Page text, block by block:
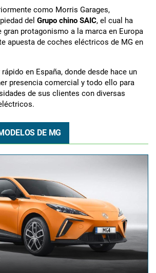
como Morris Garages,
del Grupo chino SAIC, el cual ha
gran protagonismo a la marca en Europa
apuesta de coches eléctricos de MG en
en España, donde desde hace un
presencia comercial y todo ello para
de sus clientes con diversas
DE MG